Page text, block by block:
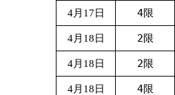
4月17日 4限
4月18日 2限
4月18日 2限
4月18日 4限